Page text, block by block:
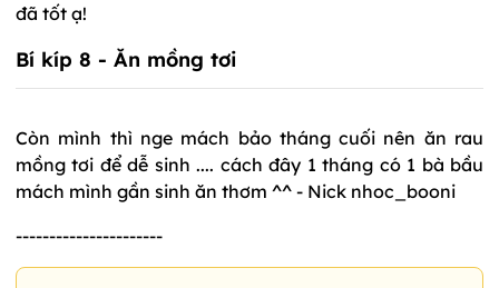
đã tốt ạ!
Bí kíp 8 - Ăn mồng tơi
Còn mình thì nge mách bảo tháng cuối nên ăn rau
mồng tơi để dễ sinh .... cách đây 1 tháng có 1 bà bầu
mách mình gần sinh ăn thơm ^^ - Nick nhoc_booni
----------------------